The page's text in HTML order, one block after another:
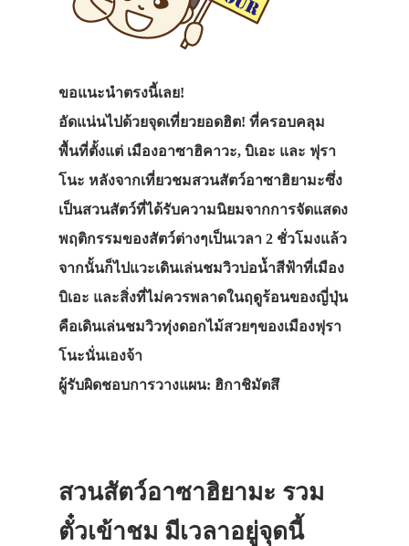
ขอแนะนำตรงนี้เลย!
อัดแน่นไปด้วยจุดเที่ยวยอดฮิต! ที่ครอบคลุม
พื้นที่ตั้งแต่ เมืองอาซาฮิคาวะ, บิเอะ และ ฟุรา
โนะ หลังจากเที่ยวชมสวนสัตว์อาซาฮิยามะซึ่ง
เป็นสวนสัตว์ที่ได้รับความนิยมจากการจัดแสดง
พฤติกรรมของสัตว์ต่างๆเป็นเวลา 2 ชั่วโมงแล้ว
จากนั้นก็ไปแวะเดินเล่นชมวิวบ่อน้ำสีฟ้าที่เมือง
บิเอะ และสิ่งที่ไม่ควรพลาดในฤดูร้อนของญี่ปุ่น
คือเดินเล่นชมวิวทุ่งดอกไม้สวยๆของเมืองฟุรา
โนะนั่นเองจ้า
ผู้รับผิดชอบการวางแผน: ฮิกาชิมัตสึ
สวนสัตว์อาซาฮิยามะ รวม
ตั๋วเข้าชม มีเวลาอยู่จุดนี้